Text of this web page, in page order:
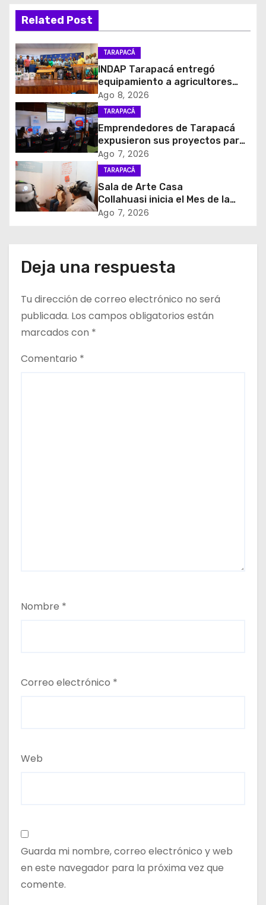
i
ó
n
d
e
e
n
t
r
d
a
s
Related Post
TARAPACÁ
INDAP Tarapacá entregó
equipamiento a agricultores
para prevenir la mosca de la
fruta en Pica
Ago 8, 2026
TARAPACÁ
Emprendedores de Tarapacá
expusieron sus proyectos para
acceder al Fondo Capital
Semilla de SERCOTEC
Ago 7, 2026
TARAPACÁ
Sala de Arte Casa
Collahuasi inicia el Mes de la
Minería con experiencia
Ago 7, 2026
Deja una respuesta
Tu dirección de correo electrónico no será
publicada. Los campos obligatorios están
marcados con *
Comentario *
Nombre *
Correo electrónico *
Web
Guarda mi nombre, correo electrónico y web
en este navegador para la próxima vez que
comente.